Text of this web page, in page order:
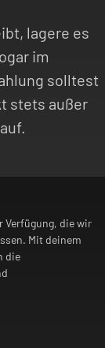
lagere es
im
solltest
stets außer
Verfügung, die wir
Mit deinem
die